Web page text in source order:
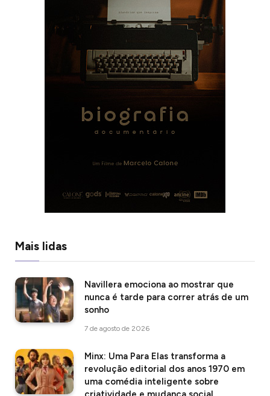
Mais lidas
Navillera emociona ao mostrar que
nunca é tarde para correr atrás de um
sonho
7 de agosto de 2026
Minx: Uma Para Elas transforma a
revolução editorial dos anos 1970 em
uma comédia inteligente sobre